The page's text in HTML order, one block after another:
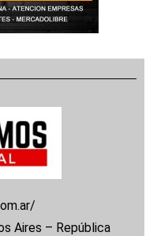
Aires – República